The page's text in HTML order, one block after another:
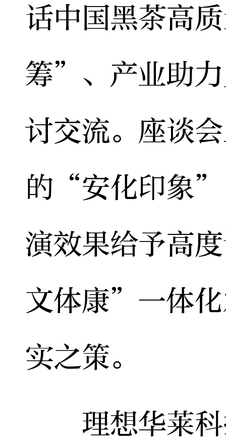
话中国黑茶高
筹”、产业助
讨交流。座谈
的“安化印象”
演效果给予高
文体康”一体
实之策。
理想华莱科